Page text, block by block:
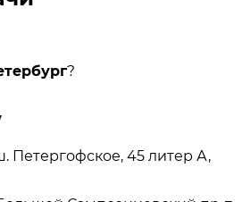
?
Петергофское, 45 литер А,